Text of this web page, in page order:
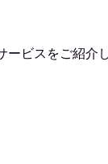
ービスをご紹介